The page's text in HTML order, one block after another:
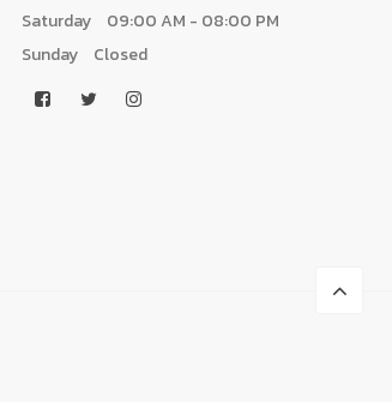
Saturday
09:00 AM - 08:00 PM
Sunday
Closed